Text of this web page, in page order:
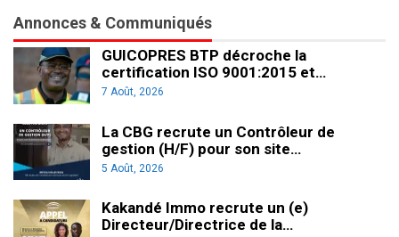
Annonces & Communiqués
GUICOPRES BTP décroche la
certification ISO 9001:2015 et…
7 Août, 2026
La CBG recrute un Contrôleur de
gestion (H/F) pour son site…
5 Août, 2026
Kakandé Immo recrute un (e)
Directeur/Directrice de la…